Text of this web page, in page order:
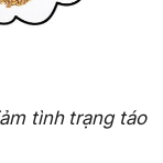
tình trạng táo